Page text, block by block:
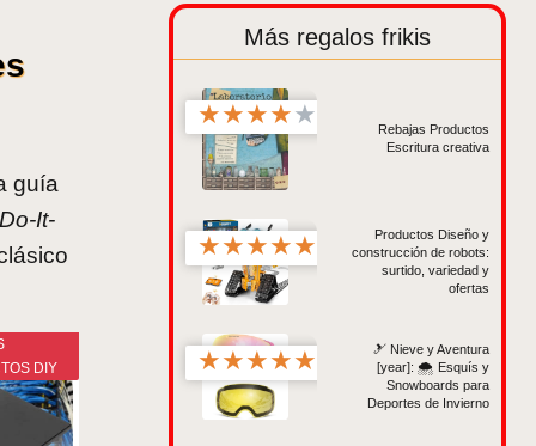
guía
Do-It-
DIY
Más regalos frikis
★★★★★
Rebajas Productos
Escritura creativa
★★★★★
Productos Diseño y
construcción de robots:
surtido, variedad y
ofertas
★★★★★
🎿 Nieve y Aventura
[year]: 🌨️ Esquís y
Snowboards para
Deportes de Invierno